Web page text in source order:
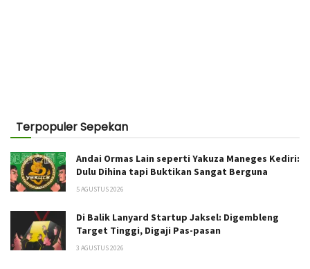
Terpopuler Sepekan
Andai Ormas Lain seperti Yakuza Maneges Kediri:
Dulu Dihina tapi Buktikan Sangat Berguna
5 AGUSTUS 2026
Di Balik Lanyard Startup Jaksel: Digembleng
Target Tinggi, Digaji Pas-pasan
3 AGUSTUS 2026